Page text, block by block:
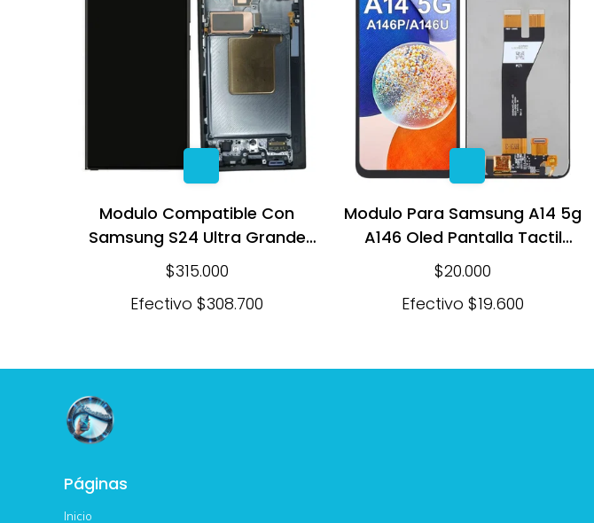
Modulo Compatible Con
Samsung S24 Ultra Grande
Amoled Negro
$315.000
Efectivo $308.700
Modulo Para Samsung A14 5g
A146 Oled Pantalla Tactil
Negro
$20.000
Efectivo $19.600
Páginas
Inicio